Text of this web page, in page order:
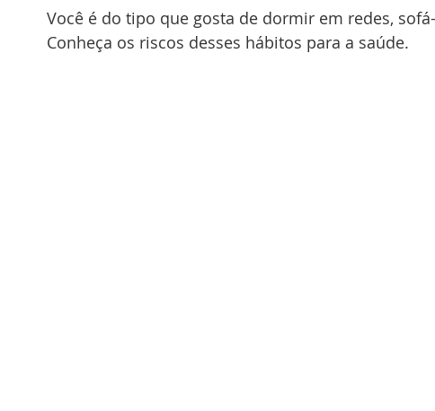
Ilha do Governador Premium COPI
Você é do tipo que gosta de dormir em redes,
Conheça os riscos desses hábitos para a saúde.